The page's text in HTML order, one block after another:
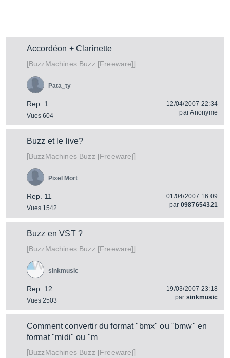
Accordéon + Clarinette
[BuzzMachinesBuzz [Freeware]]
Rep. 1
Vues 604
Pata_ty
12/04/2007 22:34
parAnonyme
Buzz et le live?
[BuzzMachinesBuzz [Freeware]]
Rep. 11
Vues 1542
Pixel Mort
01/04/2007 16:09
par 0987654321
Buzz en VST ?
[BuzzMachinesBuzz [Freeware]]
Rep. 12
Vues 2503
sinkmusic
19/03/2007 23:18
par sinkmusic
Comment convertir du format "bmx" ou "bmw" en
format "midi" ou "m
[BuzzMachinesBuzz [Freeware]]